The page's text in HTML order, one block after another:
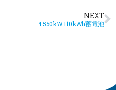
NEXT
4.550kW+10kWh蓄電池